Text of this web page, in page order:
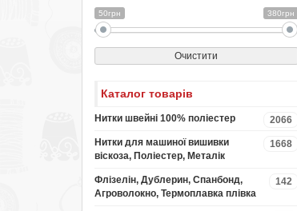
50грн 380грн
Очистити
Каталог товарів
2066
Нитки швейні 100% поліестер
1668
Нитки для машиної вишивки
віскоза, Поліестер, Металік
142
Флізелін, Дублерин, Спанбонд,
Агроволокно, Термоплавка плівка